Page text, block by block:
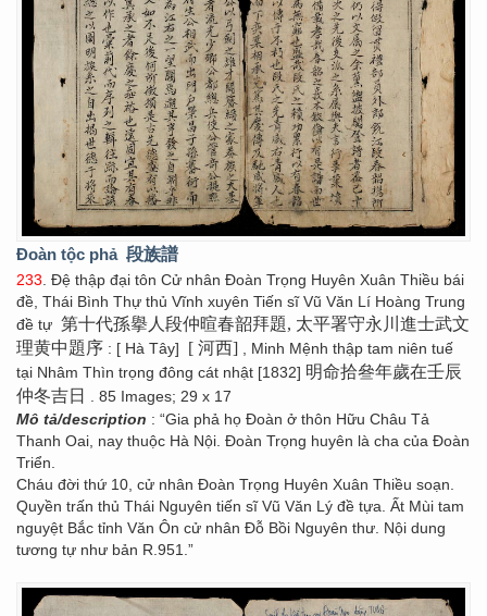
Đoàn tộc phả 段族譜
233. Đệ thập đại tôn Cử nhân Đoàn Trọng Huyên Xuân Thiều bái
đề, Thái Bình Thự thủ Vĩnh xuyên Tiến sĩ Vũ Văn Lí Hoàng Trung
đề tự 第十代孫擧人段仲暄春韶拜題, 太平署守永川進士武文
理黄中題序 : [ Hà Tây] [ 河西] , Minh Mệnh thập tam niên tuế
tại Nhâm Thìn trọng đông cát nhật [1832] 明命拾叄年歲在壬辰
仲冬吉日 . 85 Images; 29 x 17
Mô tả/description : “Gia phả họ Đoàn ở thôn Hữu Châu Tả
Thanh Oai, nay thuộc Hà Nội. Đoàn Trọng huyên là cha của Đoàn
Triển.
Cháu đời thứ 10, cử nhân Đoàn Trọng Huyên Xuân Thiều soạn.
Quyền trấn thủ Thái Nguyên tiến sĩ Vũ Văn Lý đề tựa. Ất Mùi tam
nguyệt Bắc tỉnh Văn Ôn cử nhân Đỗ Bồi Nguyên thư. Nội dung
tương tự như bản R.951.”